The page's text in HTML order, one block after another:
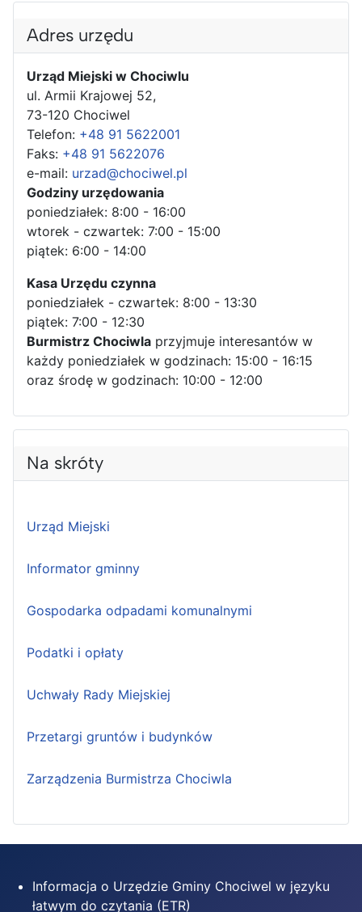
Adres urzędu
Urząd Miejski w Chociwlu
ul. Armii Krajowej 52,
73-120 Chociwel
Telefon: +48 91 5622001
Faks: +48 91 5622076
e-mail: urzad@chociwel.pl
Godziny urzędowania
poniedziałek: 8:00 - 16:00
wtorek - czwartek: 7:00 - 15:00
piątek: 6:00 - 14:00
Kasa Urzędu czynna
poniedziałek - czwartek: 8:00 - 13:30
piątek: 7:00 - 12:30
Burmistrz Chociwla przyjmuje interesantów w
każdy poniedziałek w godzinach: 15:00 - 16:15
oraz środę w godzinach: 10:00 - 12:00
Na skróty
Urząd Miejski
Informator gminny
Gospodarka odpadami komunalnymi
Podatki i opłaty
Uchwały Rady Miejskiej
Przetargi gruntów i budynków
Zarządzenia Burmistrza Chociwla
Informacja o Urzędzie Gminy Chociwel w języku
łatwym do czytania (ETR)